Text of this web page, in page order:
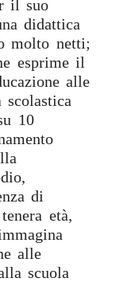
il suo
didattica
molto netti;
esprime il
alle
10
di
età,
alle
scuola